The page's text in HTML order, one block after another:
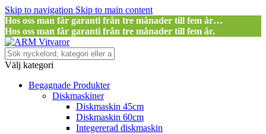
Skip to navigation Skip to main content
Hos oss man får garanti från tre månader till fem år…
Hos oss man får garanti från tre månader till fem år.
Välj kategori
Begagnade Produkter
Diskmaskiner
Diskmaskin 45cm
Diskmaskin 60cm
Integererad diskmaskin